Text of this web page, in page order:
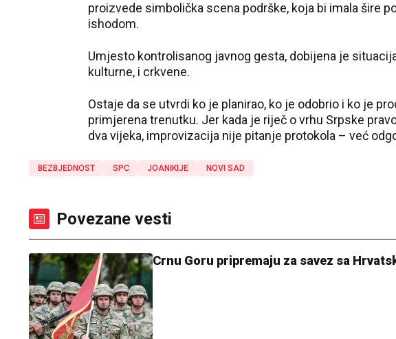
proizvede simbolička scena podrške, koja bi imala šire
ishodom.
Umjesto kontrolisanog javnog gesta, dobijena je
kulturne, i crkvene.
Ostaje da se utvrdi ko je planirao, ko je odobrio i ko je
primjerena trenutku. Jer kada je riječ o vrhu Srpske
dva vijeka, improvizacija nije pitanje protokola – već
BEZBJEDNOST SPC JOANIKIJE NOVI SAD
Povezane vesti
Crnu Goru pripremaju za savez sa